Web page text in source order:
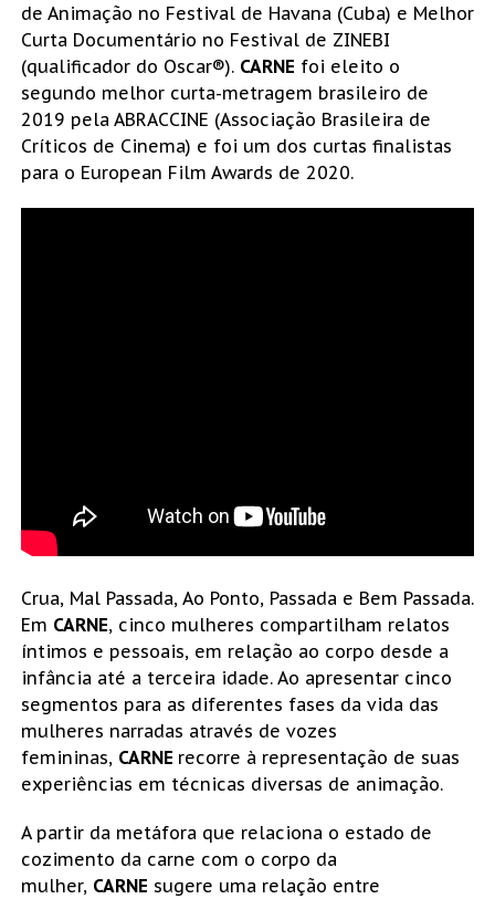
de Animação no Festival de Havana (Cuba) e Melhor
Curta Documentário no Festival de ZINEBI
(qualificador do Oscar®). CARNE foi eleito o
segundo melhor curta-metragem brasileiro de
2019 pela ABRACCINE (Associação Brasileira de
Críticos de Cinema) e foi um dos curtas finalistas
para o European Film Awards de 2020.
Crua, Mal Passada, Ao Ponto, Passada e Bem Passada.
Em CARNE, cinco mulheres compartilham relatos
íntimos e pessoais, em relação ao corpo desde a
infância até a terceira idade. Ao apresentar cinco
segmentos para as diferentes fases da vida das
mulheres narradas através de vozes
femininas, CARNE recorre à representação de suas
experiências em técnicas diversas de animação.
A partir da metáfora que relaciona o estado de
cozimento da carne com o corpo da
mulher, CARNE sugere uma relação entre